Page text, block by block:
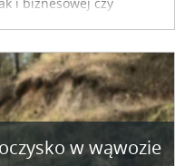
i biznesowej czy
w wąwozie